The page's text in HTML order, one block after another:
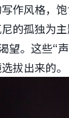
作风格，
的孤独为
。这些“
拔出来的。